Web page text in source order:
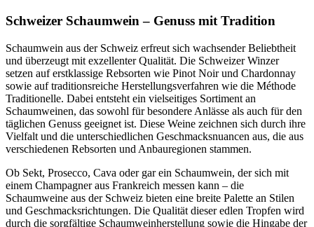
Schweizer Schaumwein – Genuss mit Tradition
Schaumwein aus der Schweiz erfreut sich wachsender Beliebtheit
und überzeugt mit exzellenter Qualität. Die Schweizer Winzer
setzen auf erstklassige Rebsorten wie Pinot Noir und Chardonnay
sowie auf traditionsreiche Herstellungsverfahren wie die Méthode
Traditionelle. Dabei entsteht ein vielseitiges Sortiment an
Schaumweinen, das sowohl für besondere Anlässe als auch für den
täglichen Genuss geeignet ist. Diese Weine zeichnen sich durch ihre
Vielfalt und die unterschiedlichen Geschmacksnuancen aus, die aus
verschiedenen Rebsorten und Anbauregionen stammen.
Ob Sekt, Prosecco, Cava oder gar ein Schaumwein, der sich mit
einem Champagner aus Frankreich messen kann – die
Schaumweine aus der Schweiz bieten eine breite Palette an Stilen
und Geschmacksrichtungen. Die Qualität dieser edlen Tropfen wird
durch die sorgfältige Schaumweinherstellung sowie die Hingabe der